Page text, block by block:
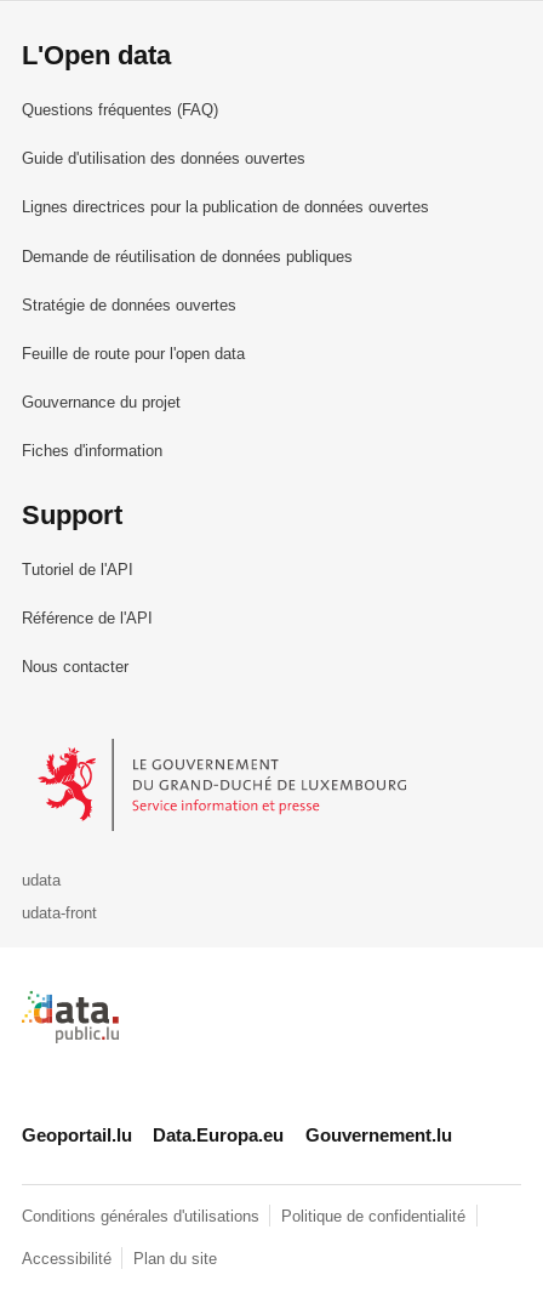
L'Open data
Questions fréquentes (FAQ)
Guide d'utilisation des données ouvertes
Lignes directrices pour la publication de données ouvertes
Demande de réutilisation de données publiques
Stratégie de données ouvertes
Feuille de route pour l'open data
Gouvernance du projet
Fiches d'information
Support
Tutoriel de l'API
Référence de l'API
Nous contacter
Le Gouvernement du Grand-Duché de Luxembourg - Service
udata
udata-front
Retour à l'accueil de data.public.lu
Geoportail.lu Data.Europa.eu Gouvernement.lu
Conditions générales d'utilisations Politique de confidentialité
Accessibilité Plan du site